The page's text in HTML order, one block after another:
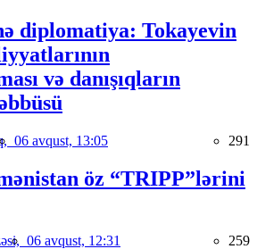
diplomatiya: Tokayevin
və danışıqların
06 avqust, 13:05 291
öz “TRIPP”lərini
06 avqust, 12:31 259